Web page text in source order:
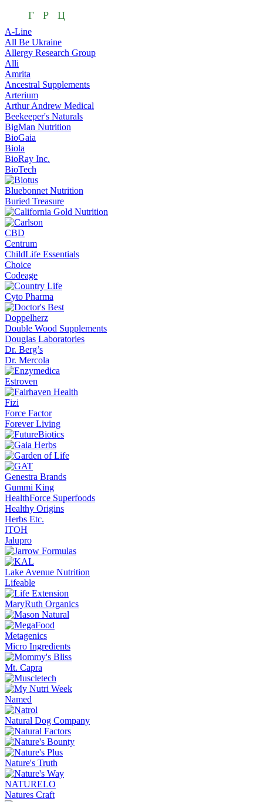
Г
Р Ц
A-Line
All Be Ukraine
Allergy Research Group
Alli
Amrita
Ancestral Supplements
Arterium
Arthur Andrew Medical
Beekeeper's Naturals
BigMan Nutrition
BioGaia
Biola
BioRay Inc.
BioTech
Bluebonnet Nutrition
Buried Treasure
CBD
Centrum
ChildLife Essentials
Choice
Codeage
Cyto Pharma
Doppelherz
Double Wood Supplements
Douglas Laboratories
Dr. Berg’s
Dr. Mercola
Estroven
Fizi
Force Factor
Forever Living
Genestra Brands
Gummi King
HealthForce Superfoods
Healthy Origins
Herbs Etc.
ITOH
Jalupro
Lake Avenue Nutrition
Lifeable
MaryRuth Organics
Metagenics
Micro Ingredients
Mt. Capra
Named
Natural Dog Company
Nature's Truth
NATURELO
Natures Craft